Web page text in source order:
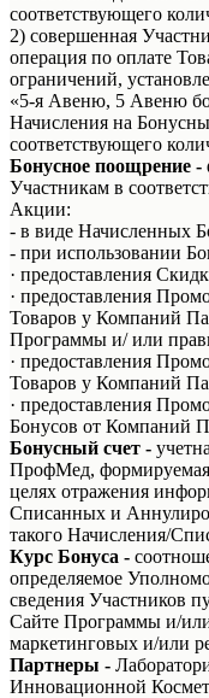
соответствующего
2) совершенная
операция по оплате
ограничений,
«5-я Авеню, 5 Авеню
Начисления на
соответствующего
Бонусное поощрение -
Участникам в
Акции:
- в виде Начисленных
- при использовании
· предоставления
· предоставления
Товаров у Компаний
Программы и/ или
· предоставления
Товаров у Компаний
· предоставления
Бонусов от Компаний
Бонусный счет -
ПрофМед, формируемая
целях отражения
Списанных и
такого Начисления/
Курс Бонуса -
определяемое
сведения Участников
Сайте Программы и/
маркетинговых и/или
Партнеры -
Инновационной